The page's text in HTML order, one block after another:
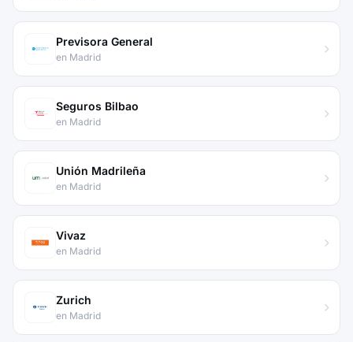
Previsora General
en Madrid
Seguros Bilbao
en Madrid
Unión Madrileña
en Madrid
Vivaz
en Madrid
Zurich
en Madrid